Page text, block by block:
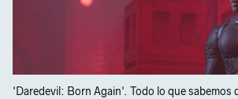
'Daredevil: Born Again'. Todo lo que sabemos